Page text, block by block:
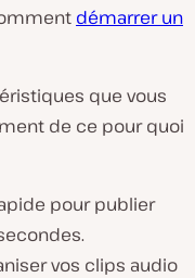
démarrer un
que vous
de ce pour quoi
pour publier
vos clips audio